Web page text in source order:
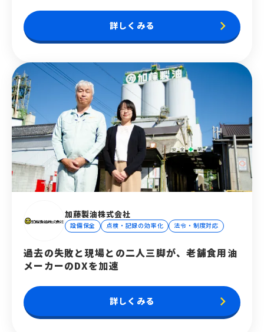
詳しくみる keyboard_arrow_right
加藤製油株式会社
設備保全 点検・記録の効率化 法令・制度対応
過去の失敗と現場との二人三脚が、老舗食用油
メーカーのDXを加速
詳しくみる keyboard_arrow_right